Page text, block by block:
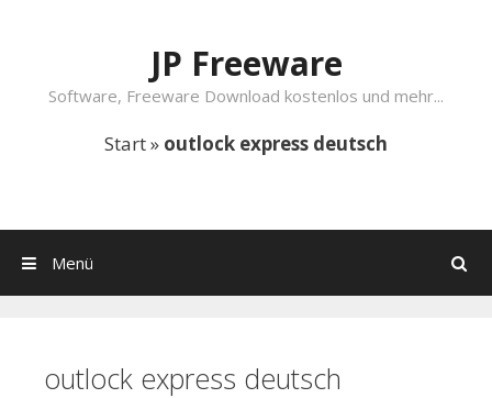
JP Freeware
Software, Freeware Download kostenlos und mehr...
Start» outlock express deutsch
Suchen
Menü
outlock express deutsch